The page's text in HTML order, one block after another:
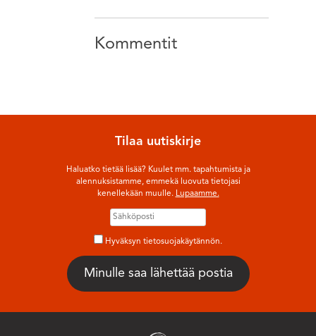
Kommentit
Tilaa uutiskirje
Haluatko tietää lisää? Kuulet mm. tapahtumista ja
alennuksistamme, emmekä luovuta tietojasi
kenellekään muulle. Lupaamme.
Hyväksyn tietosuojakäytännön.